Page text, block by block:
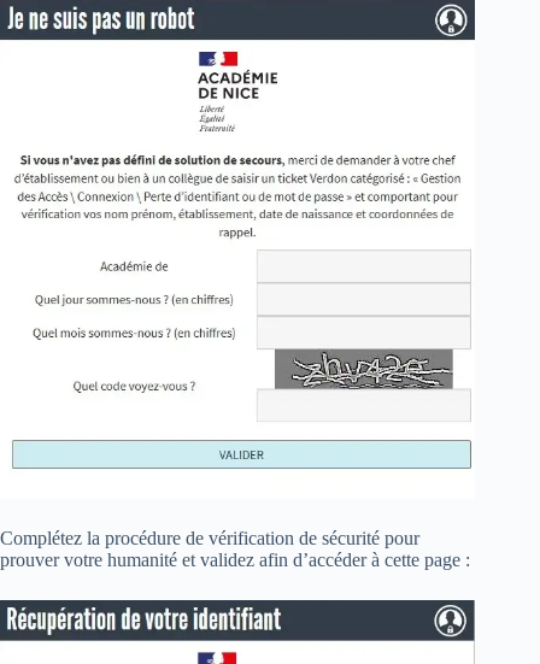
Complétez la procédure de vérification de sécurité pour
prouver votre humanité et validez afin d’accéder à cette page :